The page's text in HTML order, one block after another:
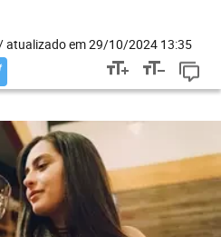
em 29/10/2024 13:35